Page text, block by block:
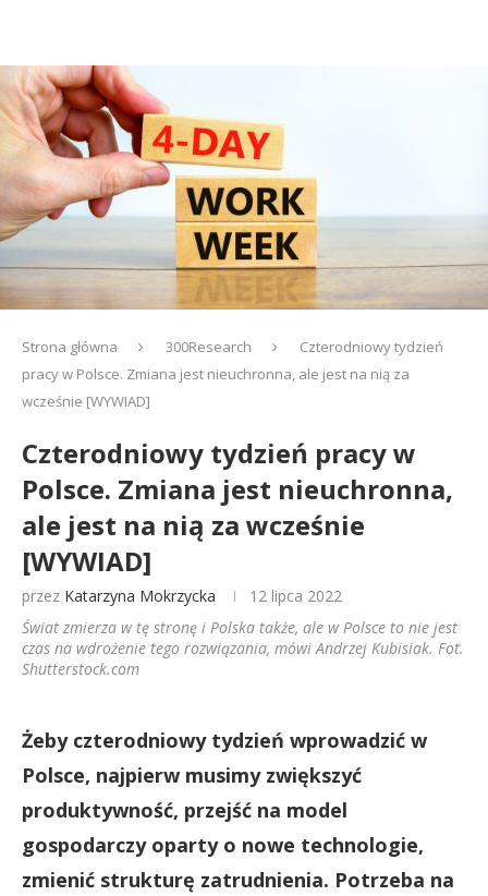
Strona główna 300Research
Czterodniowy tydzień
pracy w Polsce. Zmiana jest nieuchronna, ale jest na nią za
wcześnie [WYWIAD]
Czterodniowy tydzień pracy w
Polsce. Zmiana jest nieuchronna,
ale jest na nią za wcześnie
[WYWIAD]
przez Katarzyna Mokrzycka
12 lipca 2022
Świat zmierza w tę stronę i Polska także, ale w Polsce to nie jest
czas na wdrożenie tego rozwiązania, mówi Andrzej Kubisiak. Fot.
Shutterstock.com
Żeby czterodniowy tydzień wprowadzić w
Polsce, najpierw musimy zwiększyć
produktywność, przejść na model
gospodarczy oparty o nowe technologie,
zmienić strukturę zatrudnienia. Potrzeba na